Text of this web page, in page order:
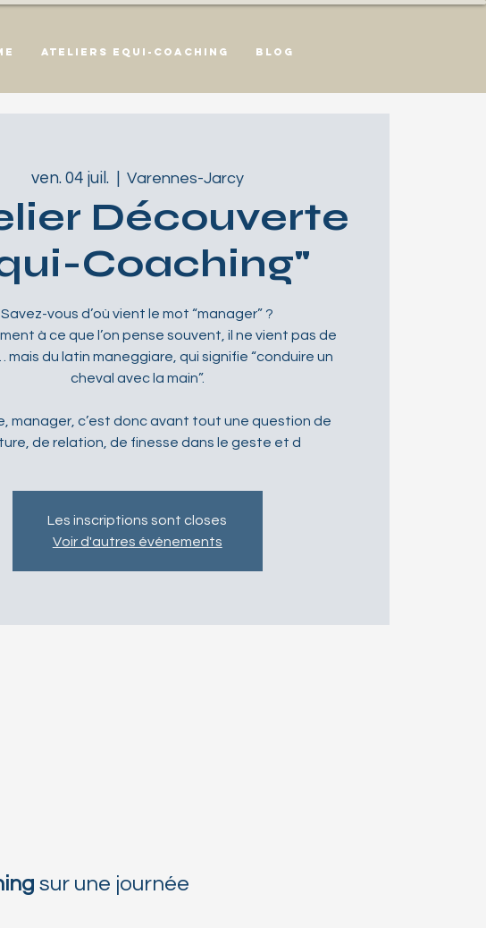
Ateliers Equi-Coaching Blog
ven. 04 juil.
  |
Varennes-Jarcy
Découverte
Coaching"
Savez-vous d’où vient le mot “manager” ?
à ce que l’on pense souvent, il ne vient pas de
mais du latin maneggiare, qui signifie “conduire un
cheval avec la main”.
manager, c’est donc avant tout une question de
de relation, de finesse dans le geste et d
Les inscriptions sont closes
Voir d'autres événements
sur une journée